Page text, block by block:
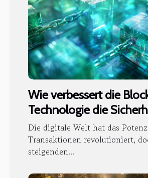
Wie verbessert die
Technologie die
digitalen
Die digitale Welt hat das
Transaktionen revolutioniert,
steigenden...